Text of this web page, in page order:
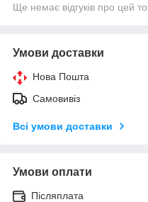
Ще немає відгуків про цей
Умови доставки
Нова Пошта
Самовивіз
Всі умови доставки
Умови оплати
Післяплата